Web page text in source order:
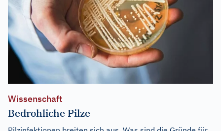
Wissenschaft
Bedrohliche Pilze